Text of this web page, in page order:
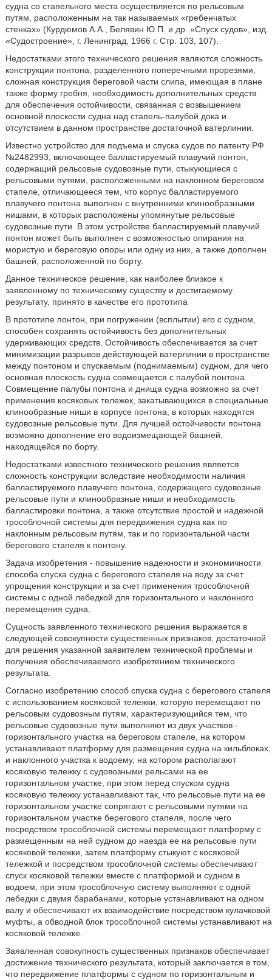
судна со стапельного места осуществляется по рельсовым
путям, расположенным на так называемых «гребенчатых
стенках» (Курдюмов А.А., Белявин Ю.П. и др. «Спуск судов», изд.
«Судостроение», г. Ленинград, 1966 г. Стр. 103, 107).
Недостатками этого технического решения являются сложность
конструкции понтона, разделенного поперечными прорезями,
сложная конструкция береговой части слипа, имеющая в плане
также форму гребня, необходимость дополнительных средств
для обеспечения остойчивости, связанная с возвышением
основной плоскости судна над стапель-палубой дока и
отсутствием в данном пространстве достаточной ватерлинии.
Известно устройство для подъема и спуска судов по патенту РФ
№2482993, включающее балластируемый плавучий понтон,
содержащий рельсовые судовозные пути, стыкующиеся с
рельсовыми путями, расположенными на наклонном береговом
стапеле, отличающееся тем, что корпус балластируемого
плавучего понтона выполнен с внутренними клинообразными
нишами, в которых расположены упомянутые рельсовые
судовозные пути. В этом устройстве балластируемый плавучий
понтон может быть выполнен с возможностью опирания на
мористую и береговую опоры или одну из них, а также дополнен
башней, расположенной по борту.
Данное техническое решение, как наиболее близкое к
заявленному по техническому существу и достигаемому
результату, принято в качестве его прототипа
В прототипе понтон, при погружении (всплытии) его с судном,
способен сохранять остойчивость без дополнительных
удерживающих средств. Остойчивость обеспечивается за счет
минимизации разрывов действующей ватерлинии в пространстве
между понтоном и спускаемым (поднимаемым) судном, для чего
основная плоскость судна совмещается с палубой понтона.
Совмещение палубы понтона и днища судна возможно за счет
применения косяковых тележек, закатывающихся в специальные
клинообразные ниши в корпусе понтона, в которых находятся
судовозные рельсовые пути. Для лучшей остойчивости понтона
возможно дополнение его водоизмещающей башней,
находящейся по борту.
Недостатками известного технического решения является
сложность конструкции вследствие необходимости наличия
балластируемого плавучего понтона, содержащего судовозные
рельсовые пути и клинообразные ниши и необходимость
балластировки понтона, а также отсутствие простой и надежной
трособлочной системы для передвижения судна как по
наклонным рельсовым путям, так и по горизонтальной части
берегового стапеля к понтону.
Задача изобретения - повышение надежности и экономичности
способа спуска судна с берегового стапеля на воду за счет
упрощения конструкции и за счет применения трособлочной
системы с одной лебедкой для горизонтального и наклонного
перемещения судна.
Сущность заявленного технического решения выражается в
следующей совокупности существенных признаков, достаточной
для решения указанной заявителем технической проблемы и
получения обеспечиваемого изобретением технического
результата.
Согласно изобретению способ спуска судна с берегового стапеля
с использованием косяковой тележки, которую перемещают по
рельсовым судовозным путям, характеризующийся тем, что
рельсовые судовозные пути выполняют из двух участков -
горизонтального участка на береговом стапеле, на котором
устанавливают платформу для размещения судна на кильблоках,
и наклонного участка к водоему, на котором располагают
косяковую тележку с судовозными рельсами на ее
горизонтальном участке, при этом перед спуском судна
косяковую тележку устанавливают так, что рельсовые пути на ее
горизонтальном участке сопрягают с рельсовыми путями на
горизонтальном участке берегового стапеля, после чего
посредством трособлочной системы перемещают платформу с
размещенным на ней судном до наезда ее на рельсовые пути
косяковой тележки, затем платформу стыкуют с косяковой
тележкой и посредством трособлочной системы обеспечивают
спуск косяковой тележки вместе с платформой и судном в
водоем, при этом трособлочную систему выполняют с одной
лебедки с двумя барабанами, которые устанавливают на одном
валу и обеспечивают их взаимодействие посредством кулачковой
муфты, а обводной блок трособлочной системы устанавливают на
косяковой тележке.
Заявленная совокупность существенных признаков обеспечивает
достижение технического результата, который заключается в том,
что передвижение платформы с судном по горизонтальным и